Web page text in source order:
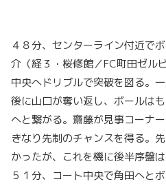
４８分、センターライン付近で
介（経３・桜修館／FC町田ゼル
中央へドリブルで突破を図る。
後に山口が奪い返し、ボールは
へと繋がる。齋藤が見事コーナ
きなり先制のチャンスを得る。
かったが、これを機に後半序盤
５１分、コート中央で角田へと